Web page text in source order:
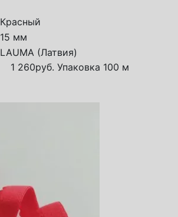
Красный
15 мм
LAUMA (Латвия)
1 260руб. Упаковка 100 м